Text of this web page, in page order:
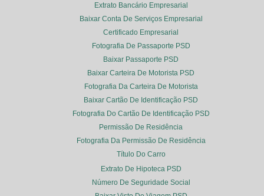
Extrato Bancário Empresarial
Baixar Conta De Serviços Empresarial
Certificado Empresarial
Fotografia De Passaporte PSD
Baixar Passaporte PSD
Baixar Carteira De Motorista PSD
Fotografia Da Carteira De Motorista
Baixar Cartão De Identificação PSD
Fotografia Do Cartão De Identificação PSD
Permissão De Residência
Fotografia Da Permissão De Residência
Título Do Carro
Extrato De Hipoteca PSD
Número De Seguridade Social